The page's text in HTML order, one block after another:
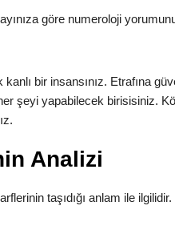
göre numeroloji
kanlı bir insansınız. Etrafına
şeyi yapabilecek birisisiniz.
Analizi
taşıdığı anlam ile ilgilidir.